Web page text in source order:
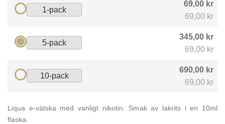
1-pack
69,00 kr
69,00 kr
5-pack
345,00 kr
69,00 kr
10-pack
690,00 kr
69,00 kr
Liqua e-vätska med vanligt nikotin. Smak av lakrits i en 10ml
flaska.